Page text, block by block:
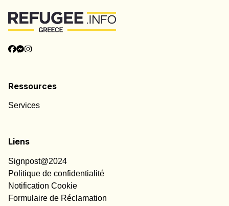
Ressources
Services
Liens
Signpost@2024
Politique de confidentialité
Notification Cookie
Formulaire de Réclamation